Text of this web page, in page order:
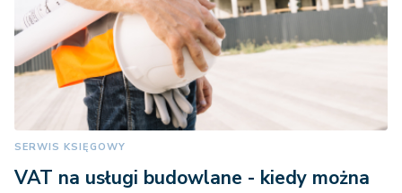
SERWIS KSIĘGOWY
VAT na usługi budowlane - kiedy można